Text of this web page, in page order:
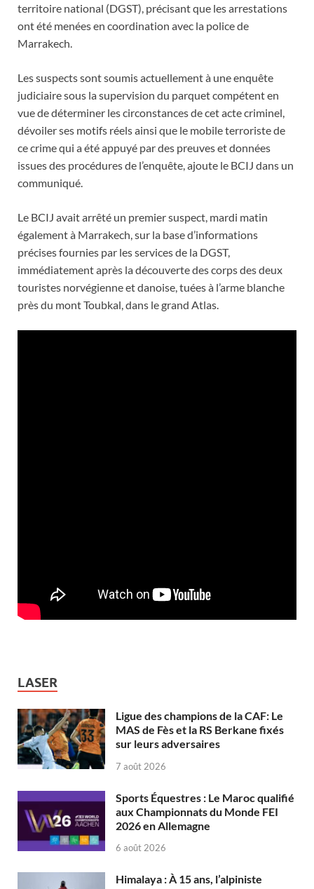
territoire national (DGST), précisant que les arrestations
ont été menées en coordination avec la police de
Marrakech.
Les suspects sont soumis actuellement à une enquête
judiciaire sous la supervision du parquet compétent en
vue de déterminer les circonstances de cet acte criminel,
dévoiler ses motifs réels ainsi que le mobile terroriste de
ce crime qui a été appuyé par des preuves et données
issues des procédures de l’enquête, ajoute le BCIJ dans un
communiqué.
Le BCIJ avait arrêté un premier suspect, mardi matin
également à Marrakech, sur la base d’informations
précises fournies par les services de la DGST,
immédiatement après la découverte des corps des deux
touristes norvégienne et danoise, tuées à l’arme blanche
près du mont Toubkal, dans le grand Atlas.
LASER
Ligue des champions de la CAF: Le
MAS de Fès et la RS Berkane fixés
sur leurs adversaires
7 août 2026
Sports Équestres : Le Maroc qualifié
aux Championnats du Monde FEI
2026 en Allemagne
6 août 2026
Himalaya : À 15 ans, l’alpiniste